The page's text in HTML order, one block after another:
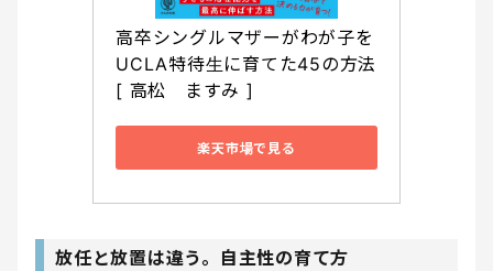
高卒シングルマザーがわが子を
UCLA特待生に育てた45の方法
[ 高松　ますみ ]
楽天市場で見る
放任と放置は違う。自主性の育て方